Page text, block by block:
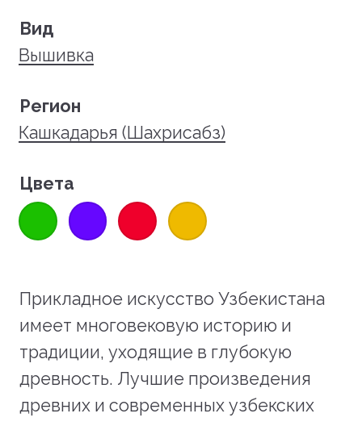
Вид
Вышивка
Регион
Кашкадарья (Шахрисабз)
Цвета
Прикладное искусство Узбекистана
имеет многовековую историю и
традиции, уходящие в глубокую
древность. Лучшие произведения
древних и современных узбекских